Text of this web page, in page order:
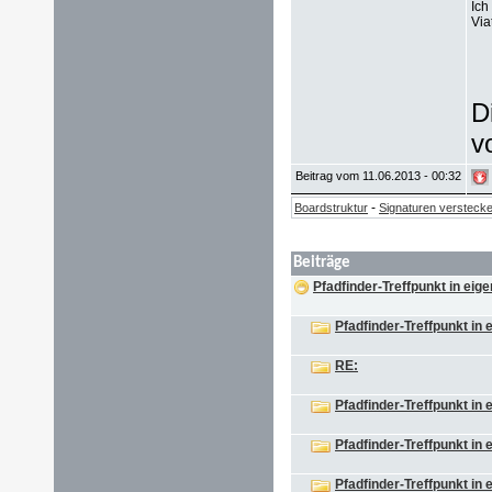
Beitrag vom 11.06.2013 - 00:32
Boardstruktur - Signaturen
Beiträge
Pfadfinder-Treffpunkt in
Pfadfinder-Treffpunkt in
RE:
Pfadfinder-Treffpunkt in
Pfadfinder-Treffpunkt in
Pfadfinder-Treffpunkt in